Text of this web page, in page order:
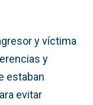
y víctima
y
estaban
evitar